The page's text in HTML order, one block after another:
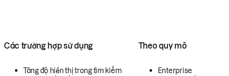
Các trường hợp sử dụng
Tăng độ hiển thị trong tìm kiếm
Theo quy mô
Enterprise